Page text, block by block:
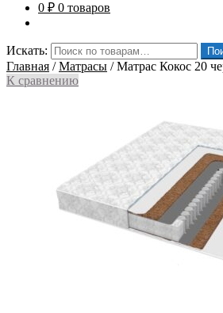
0 ₽ 0 товаров
Искать:
Главная /Матрасы /Матрас Кокос 20
К сравнению